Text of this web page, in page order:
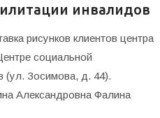
инвалидов
рисунков клиентов центра
социальной
(ул. Зосимова, д. 44).
Александровна Фалина